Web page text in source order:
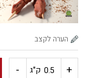
בריא"
+ כמות ק"ג -